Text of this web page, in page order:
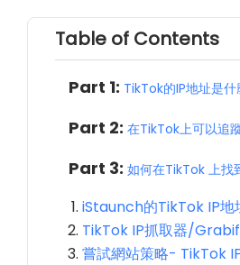
Table of Contents
Part 1: TikTok的IP地址是什
Part 2: 在TikTok上可以追
Part 3: 如何在TikTok 上找
iStaunch的TikTok IP地
TikTok IP抓取器/
嘗試網站策略- TikTok